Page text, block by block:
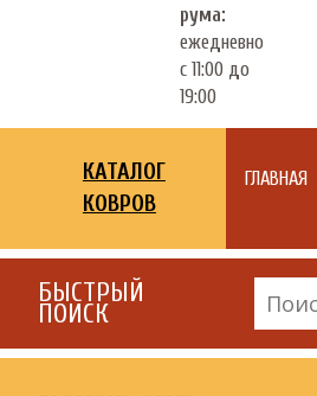
рума:
ежедневно
с 11:00 до
19:00
КАТАЛОГ
КОВРОВ
ГЛАВНАЯ
БЫСТРЫЙ
ПОИСК